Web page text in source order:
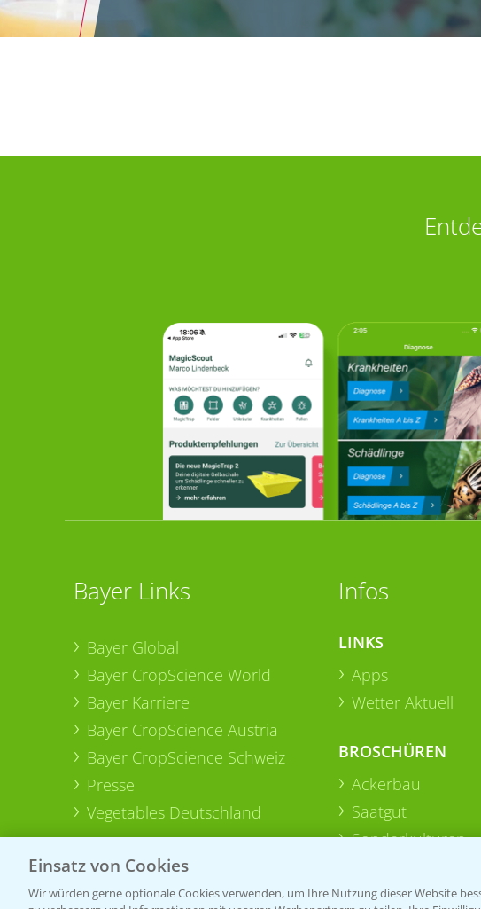
Bayer Links
Bayer Global
Bayer CropScience World
Bayer Karriere
Bayer CropScience Austria
Bayer CropScience Schweiz
Presse
Vegetables Deutschland
Infos
LINKS
Apps
Wetter Aktuell
BROSCHÜREN
Ackerbau
Saatgut
Sonderkulturen
Einsatz von Cookies
Wir würden gerne optionale Cookies verwenden, um Ihre Nutzung dieser Website